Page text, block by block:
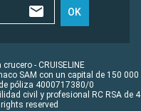
OK
- CRUISELINE
SAM con un capital de 150 000
póliza 4000717380/0
civil y profesional RC RSA de
reserved